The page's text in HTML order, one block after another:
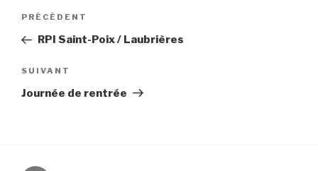
Navigation
l’article
Article
précédent
PRÉCÉDENT
RPI Saint-Poix / Laubrières
Article
suivant
SUIVANT
Journée de rentrée